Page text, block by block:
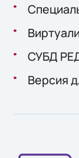
СУБД
Версия